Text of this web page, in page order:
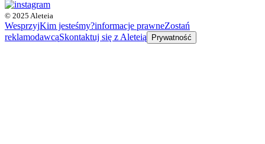
© 2025 Aleteia
WesprzyjKim jesteśmy?informacje prawneZostań
reklamodawcąSkontaktuj się z Aleteią Prywatność